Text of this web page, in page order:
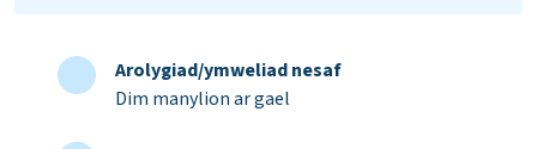
Arolygiad/ymweliad nesaf
Dim manylion ar gael